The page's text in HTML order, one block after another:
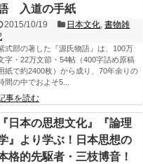
入道の手紙
2015/10/19 日本文化 ,書物雑
式部の著した『源氏物語』は、100万
字・22万文節・54帖（400字詰め原稿
紙で約2400枚）から成り、70年余りの
間の中でおよそ5...
事を読む
『日本の思想文化』『論理
』より学ぶ！日本思想の
格的先駆者・三枝博音！